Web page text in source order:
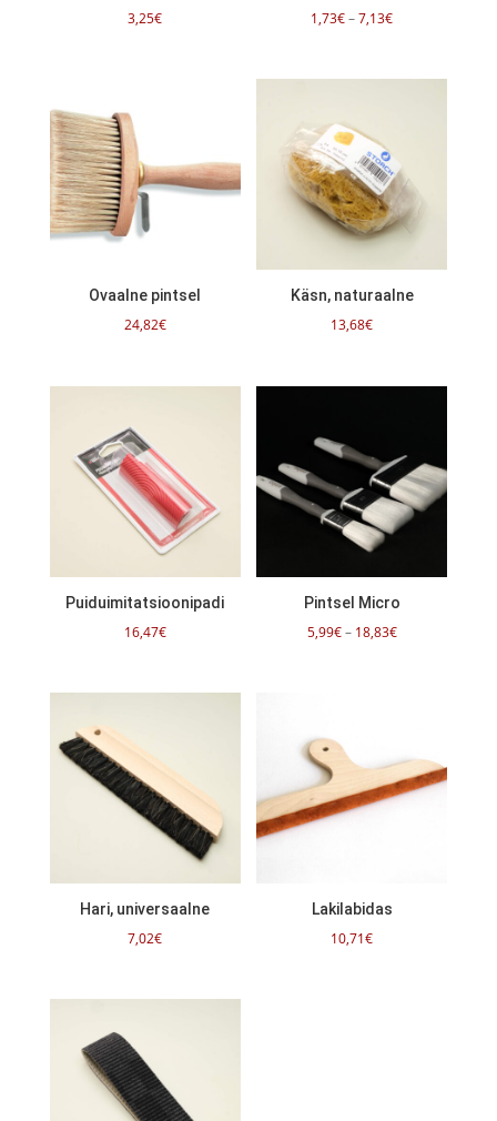
3,25€ 1,73€–7,13€Hinnavahemik:
kuni
Ovaalne pintsel
24,82€
Käsn, naturaalne
13,68€
Puiduimitatsioonipadi
16,47€
Pintsel Micro
5,99€– 18,83€Hinnavahemik:
Hari, universaalne
7,02€
Lakilabidas
10,71€